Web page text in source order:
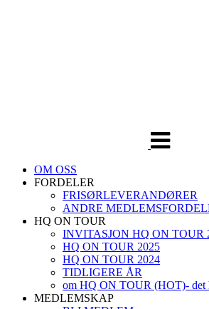
OM OSS
FORDELER
FRISØRLEVERANDØRER
ANDRE
HQ ON TOUR
INVITASJON HQ ON TOUR
HQ ON TOUR 2025
HQ ON TOUR 2024
TIDLIGERE ÅR
om HQ ON TOUR (HOT)- det
MEDLEMSKAP